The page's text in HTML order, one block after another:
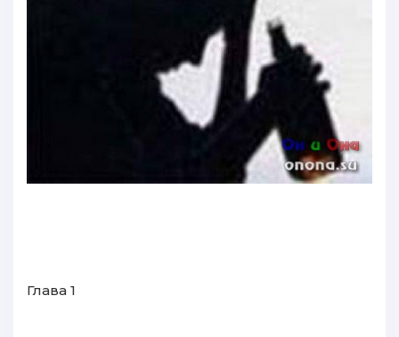
Глава 1